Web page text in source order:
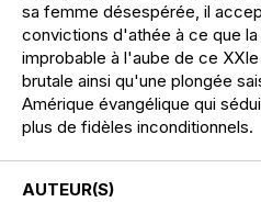
sa femme désespérée, il
convictions d'athée à ce que
improbable à l'aube de ce
brutale ainsi qu'une plongée
Amérique évangélique qui
plus de fidèles inconditionnels.
AUTEUR(S)